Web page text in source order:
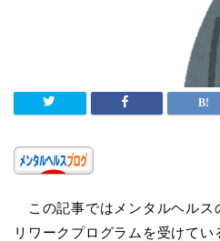
この記事ではメンタルヘルス
リワークプログラムを受けて